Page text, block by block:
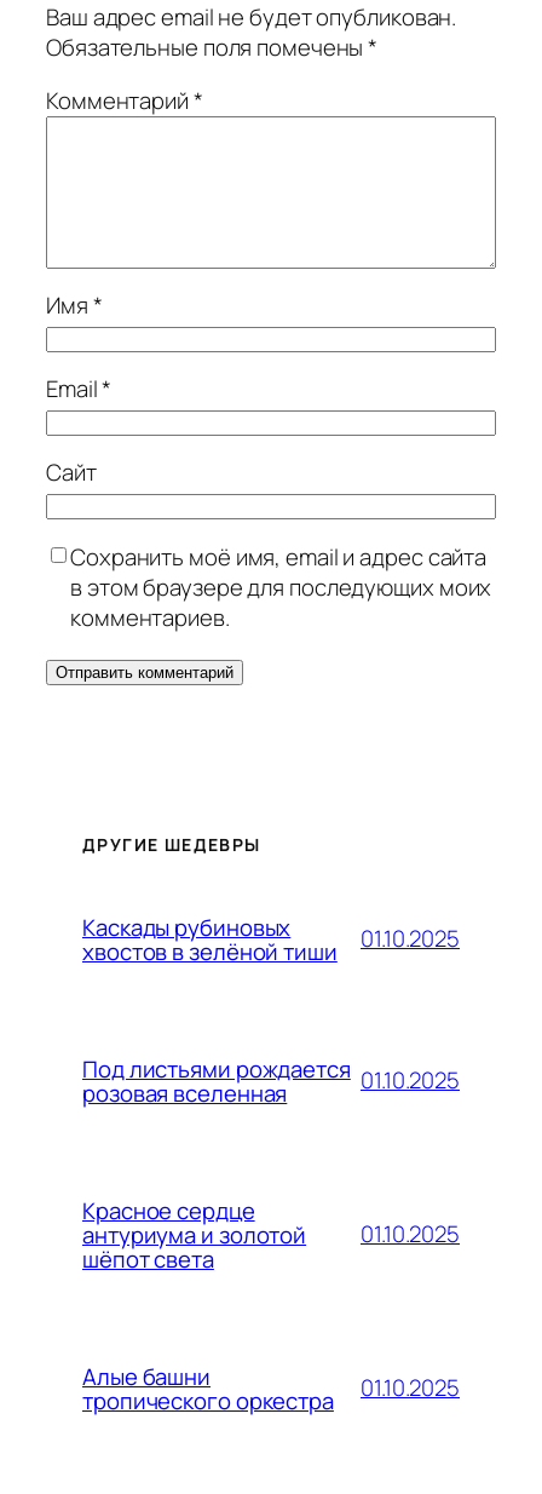
Ваш адрес email не будет опубликован.
Обязательные поля помечены*
Комментарий*
Имя*
Email*
Сайт
Сохранить моё имя, email и адрес сайта
в этом браузере для последующих моих
комментариев.
ДРУГИЕ ШЕДЕВРЫ
Каскады рубиновых
хвостов в зелёной тиши 01.10.2025
Под листьями рождается
розовая вселенная 01.10.2025
Красное сердце
антуриума и золотой
шёпот света
01.10.2025
Алые башни
тропического оркестра 01.10.2025